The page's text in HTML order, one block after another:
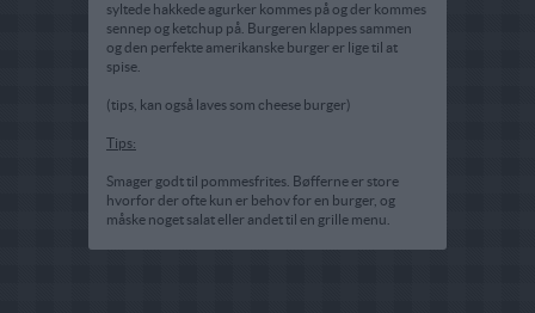
syltede hakkede agurker kommes på og der kommes
sennep og ketchup på. Burgeren klappes sammen
og den perfekte amerikanske burger er lige til at
spise.
(tips, kan også laves som cheese burger)
Tips:
Smager godt til pommesfrites. Bøfferne er store
hvorfor der ofte kun er behov for en burger, og
måske noget salat eller andet til en grille menu.